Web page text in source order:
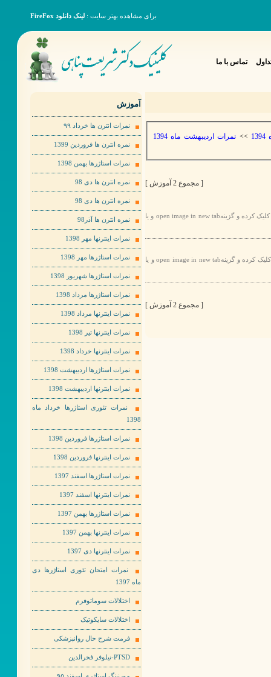
برای مشاهده بهتر سایت : لینک دانلود FireFox
تماس با ما
>> نمرات اردیبهشت ماه 1394
[ مجموع 2 آموزش ]
برای مشاهده عکس ها به صورت بهتر لطفا روی عکس مورد نظر راست کلیک کرده و گزینهopen image in new tab و یا
رای مشاهده عکس ها به صورت بهتر لطفا روی عکس مورد نظر راست کلیک کرده و گزینهopen image in new tab و یا
[ مجموع 2 آموزش ]
آموزش
نمرات انترن ها خرداد ٩٩
نمره انترن ها فروردین 1399
نمرات استاژرها بهمن 1398
نمره انترن ها دی 98
نمره انترن ها دی 98
نمره انترن ها آذر98
نمرات اینترنها مهر 1398
نمرات استاژرها مهر 1398
نمرات استاژرها شهریور 1398
نمرات استاژرها مرداد 1398
نمرات اینترنها مرداد 1398
نمرات اینترنها تیر 1398
نمرات اینترنها خرداد 1398
نمرات استاژرها اردیبهشت 1398
نمرات اینترنها اردیبهشت 1398
نمرات تئوری استاژرها خرداد ماه
1398
نمرات استاژرها فروردین 1398
نمرات اینترنها فروردین 1398
نمرات استاژرها اسفند 1397
نمرات اینترنها اسفند 1397
نمرات استاژرها بهمن 1397
نمرات اینترنها بهمن 1397
نمرات اینترنها دی 1397
نمرات امتحان تئوری استاژرها دی
ماه 1397
اختلالات سوماتوفرم
اختلالات سایکوتیک
فرمت شرح حال روانپزشکی
PTSD-نیلوفر فخرالدین